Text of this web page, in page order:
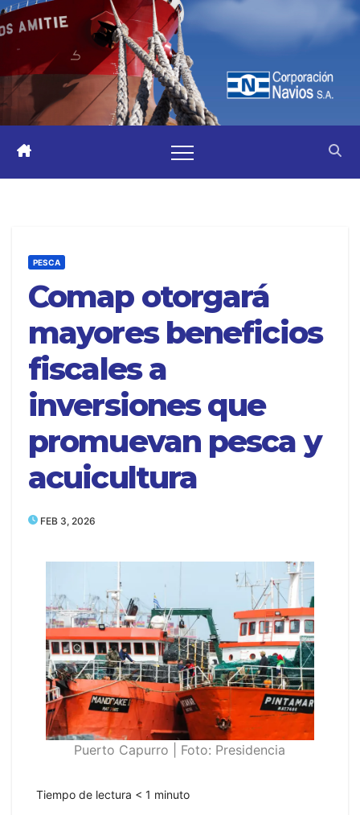
PESCA
Comap otorgará
mayores beneficios
fiscales a
inversiones que
promuevan pesca y
acuicultura
FEB 3, 2026
Puerto Capurro | Foto: Presidencia
Tiempo de lectura < 1 minuto